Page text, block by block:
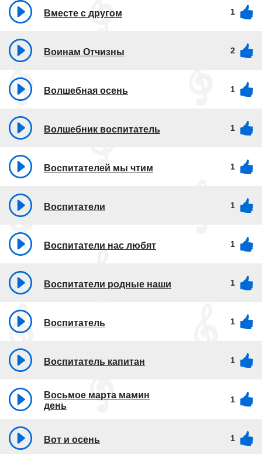
Вместе с другом 1
Воинам Отчизны 2
Волшебная осень 1
Волшебник воспитатель 1
Воспитателей мы чтим 1
Воспитатели 1
Воспитатели нас любят 1
Воспитатели родные наши 1
Воспитатель 1
Воспитатель капитан 1
Восьмое марта мамин
день
1
Вот и осень 1